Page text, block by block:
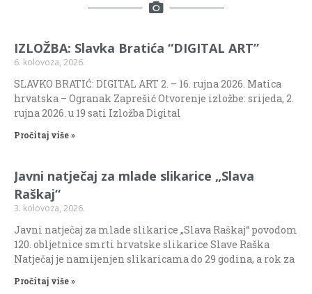
IZLOŽBA: Slavka Bratića “DIGITAL ART”
6. kolovoza, 2026.
SLAVKO BRATIĆ: DIGITAL ART 2. – 16. rujna 2026. Matica
hrvatska – Ogranak Zaprešić Otvorenje izložbe: srijeda, 2.
rujna 2026. u 19 sati Izložba Digital
Pročitaj više »
Javni natječaj za mlade slikarice „Slava
Raškaj“
3. kolovoza, 2026.
Javni natječaj za mlade slikarice „Slava Raškaj“ povodom
120. obljetnice smrti hrvatske slikarice Slave Raška
Natječaj je namijenjen slikaricama do 29 godina, a rok za
Pročitaj više »